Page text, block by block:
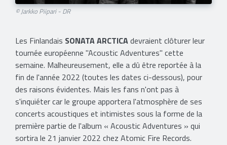
© Jarkko Piipari - DR
Les Finlandais SONATA ARCTICAdevraient clôturer leur
tournée européenne "Acoustic Adventures" cette
semaine. Malheureusement, elle a dû être reportée à la
fin de l'année 2022 (toutes les dates ci-dessous), pour
des raisons évidentes. Mais les fans n'ont pas à
s'inquiéter car le groupe apportera l'atmosphère de ses
concerts acoustiques et intimistes sous la forme de la
première partie de l'album « Acoustic Adventures » qui
sortira le 21 janvier 2022 chez Atomic Fire Records.